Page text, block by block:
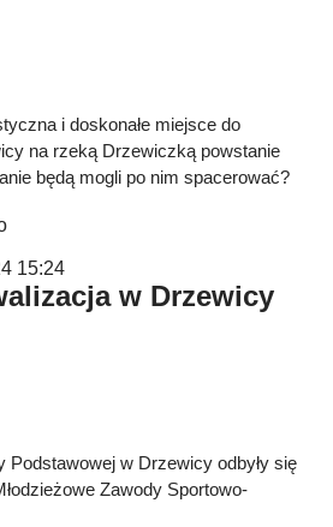
i doskonałe miejsce do
na rzeką Drzewiczką powstanie
będą mogli po nim spacerować?
15:24
w Drzewicy
Podstawowej w Drzewicy odbyły się
Zawody Sportowo-